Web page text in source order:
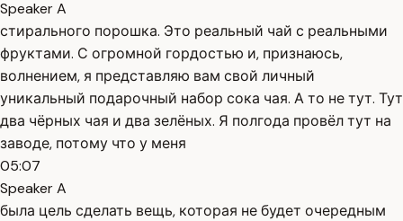
Speaker A
стирального порошка. Это реальный чай с реальными
фруктами. С огромной гордостью и, признаюсь,
волнением, я представляю вам свой личный
уникальный подарочный набор сока чая. А то не тут. Тут
два чёрных чая и два зелёных. Я полгода провёл тут на
заводе, потому что у меня
05:07
Speaker A
была цель сделать вещь, которая не будет очередным